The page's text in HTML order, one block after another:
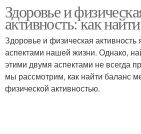
Здоровье и
активность: как
Здоровье и физическая
аспектами нашей жизни. Однако,
этими двумя аспектами не всегда
мы рассмотрим, как найти баланс
физической активностью.